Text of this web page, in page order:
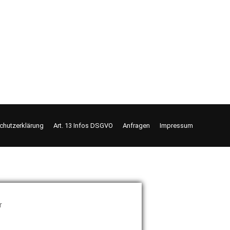
Art. 13 Infos DSGVO Anfragen Impressum